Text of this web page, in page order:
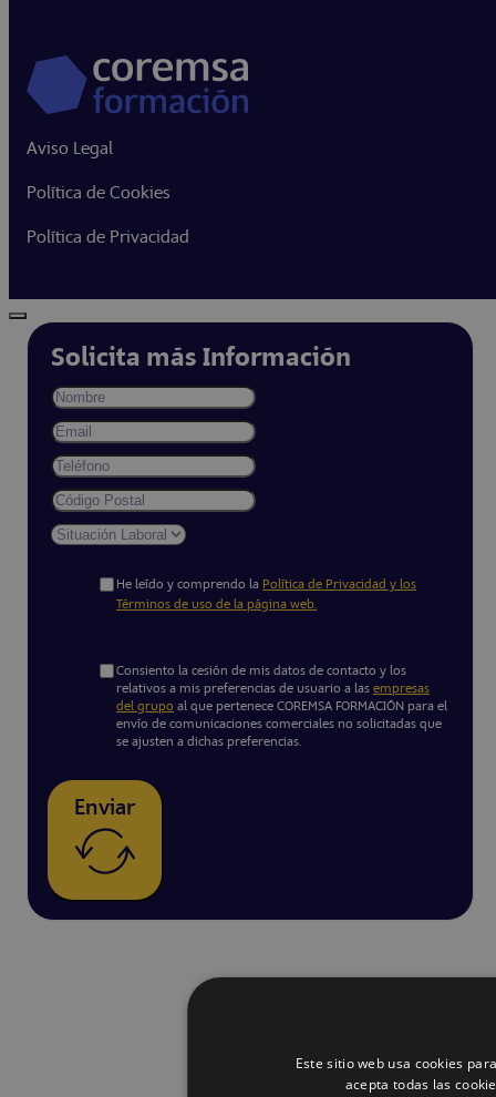
Aviso Legal
Política de Cookies
Política de Privacidad
Solicita más Información
He leído y comprendo la Política de Privacidad y los
Términos de uso de la página web.
Consiento la cesión de mis datos de contacto y los
relativos a mis preferencias de usuario a las empresas
del grupo al que pertenece COREMSA FORMACIÓN para el
envío de comunicaciones comerciales no solicitadas que
se ajusten a dichas preferencias.
Enviar
Este sitio web usa cookies
acepta todas las